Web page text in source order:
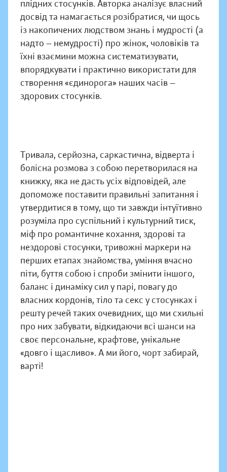
плідних стосунків. Авторка аналізує власний
досвід та намагається розібратися, чи щось
із накопичених людством знань і мудрості (а
надто — немудрості) про жінок, чоловіків та
їхні взаємини можна систематизувати,
впорядкувати і практично використати для
створення «єдинорога» наших часів —
здорових стосунків.
Тривала, серйозна, саркастична, відверта і
болісна розмова з собою перетворилася на
книжку, яка не дасть усіх відповідей, але
допоможе поставити правильні запитання і
утвердитися в тому, що ти завжди інтуїтивно
розуміла про суспільний і культурний тиск,
міф про романтичне кохання, здорові та
нездорові стосунки, тривожні маркери на
перших етапах знайомства, уміння вчасно
піти, буття собою і спроби змінити іншого,
баланс і динаміку сил у парі, повагу до
власних кордонів, тіло та секс у стосунках і
решту речей таких очевидних, що ми схильні
про них забувати, відкидаючи всі шанси на
своє персональне, крафтове, унікальне
«довго і щасливо». А ми його, чорт забирай,
варті!